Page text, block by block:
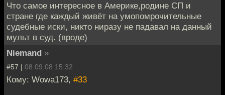
Что самое интересное в Америке,родине СП и
стране где каждый живёт на умопомрочительные
судебные иски, никто ниразу не падавал на данный
мульт в суд. (вроде)
Niemand »
#57 | 08.09.08 15:32
Кому: Wowa173, #33